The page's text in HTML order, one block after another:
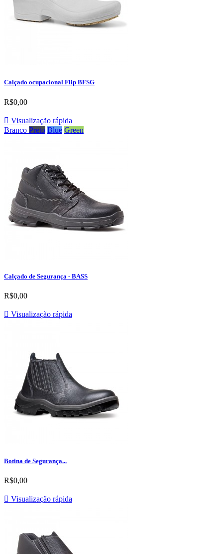
Calçado ocupacional Flip BFSG
R$0,00
 Visualização rápida
Branco Preto Blue Green
Calçado de Segurança - BASS
R$0,00
 Visualização rápida
Botina de Segurança...
R$0,00
 Visualização rápida